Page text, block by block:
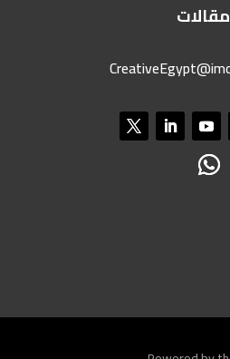
مقالات